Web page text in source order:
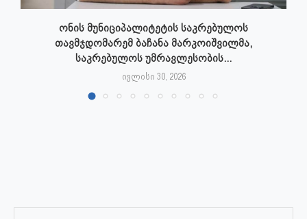
ონის მუნიციპალიტეტის საკრებულოს
თავმჯდომარემ ბაჩანა მარკოიშვილმა,
საკრებულოს უმრავლესობის...
ივლისი 30, 2026